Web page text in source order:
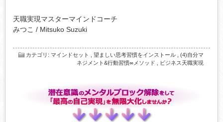
天職実現マスターマインドコーチ
みつこ / Mitsuko Suzuki
カテゴリ : マインドセット 望ましい思考習慣をインストール, (4)自分マ
ネジメント&行動習慣∞メソッド
ビジネス天職実現